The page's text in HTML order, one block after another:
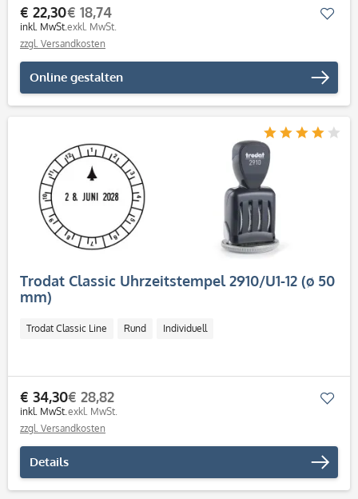
€ 22,30
inkl. MwSt.
€ 18,74
exkl. MwSt.
zzgl. Versandkosten
Online gestalten
Trodat Classic Uhrzeitstempel 2910/U1-12 (ø 50
mm)
Trodat Classic Line Rund Individuell
€ 34,30
inkl. MwSt.
€ 28,82
exkl. MwSt.
zzgl. Versandkosten
Details